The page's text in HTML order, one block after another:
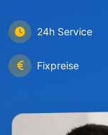
24h Service
Fixpreise